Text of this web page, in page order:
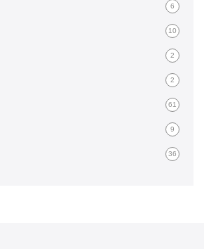
6
10
2
2
61
9
36